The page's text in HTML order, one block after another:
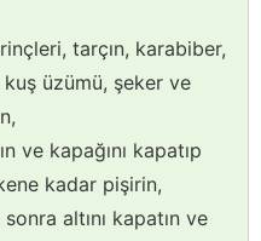
tarçın, karabiber,
üzümü, şeker ve
ve kapağını kapatıp
kadar pişirin,
altını kapatın ve